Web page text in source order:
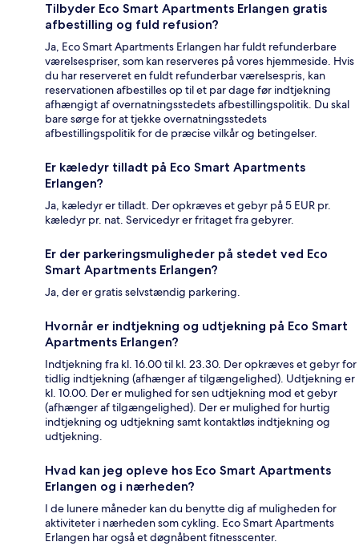
Tilbyder Eco Smart Apartments Erlangen gratis
afbestilling og fuld refusion?
Ja, Eco Smart Apartments Erlangen har fuldt refunderbare
værelsespriser, som kan reserveres på vores hjemmeside. Hvis
du har reserveret en fuldt refunderbar værelsespris, kan
reservationen afbestilles op til et par dage før indtjekning
afhængigt af overnatningsstedets afbestillingspolitik. Du skal
bare sørge for at tjekke overnatningsstedets
afbestillingspolitik for de præcise vilkår og betingelser.
Er kæledyr tilladt på Eco Smart Apartments
Erlangen?
Ja, kæledyr er tilladt. Der opkræves et gebyr på 5 EUR pr.
kæledyr pr. nat. Servicedyr er fritaget fra gebyrer.
Er der parkeringsmuligheder på stedet ved Eco
Smart Apartments Erlangen?
Ja, der er gratis selvstændig parkering.
Hvornår er indtjekning og udtjekning på Eco Smart
Apartments Erlangen?
Indtjekning fra kl. 16.00 til kl. 23.30. Der opkræves et gebyr for
tidlig indtjekning (afhænger af tilgængelighed). Udtjekning er
kl. 10.00. Der er mulighed for sen udtjekning mod et gebyr
(afhænger af tilgængelighed). Der er mulighed for hurtig
indtjekning og udtjekning samt kontaktløs indtjekning og
udtjekning.
Hvad kan jeg opleve hos Eco Smart Apartments
Erlangen og i nærheden?
I de lunere måneder kan du benytte dig af muligheden for
aktiviteter i nærheden som cykling. Eco Smart Apartments
Erlangen har også et døgnåbent fitnesscenter.